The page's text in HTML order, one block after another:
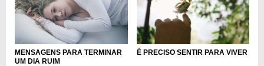
MENSAGENS PARA TERMINAR
UM DIA RUIM
É PRECISO SENTIR PARA VIVER